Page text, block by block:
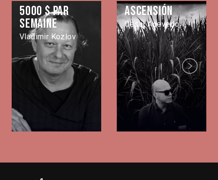
5000 $ par
semaine
Vladimir Kozlov
Ascensión
Cesar Acevedo
Next